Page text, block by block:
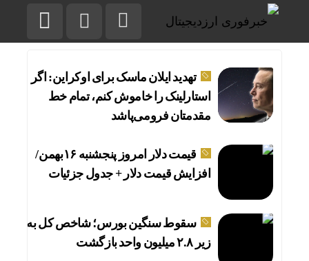
تهدید ایلان ماسک برای اوکراین: اگر
استارلینک را خاموش کنم، تمام خط
مقدمتان فرومی‌پاشد
قیمت دلار امروز پنجشنبه ۱۶بهمن/
افزایش قیمت دلار + جدول جزئیات
سقوط سنگین بورس؛ شاخص کل به
زیر ۲.۸ میلیون واحد بازگشت